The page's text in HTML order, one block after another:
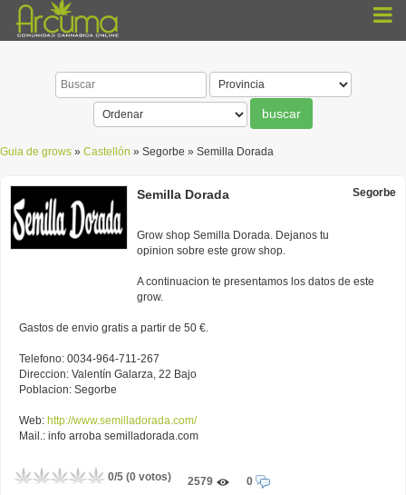
Guia de grows » Castellón » Segorbe » Semilla Dorada
Segorbe
Semilla Dorada
Grow shop Semilla Dorada. Dejanos tu
opinion sobre este grow shop.
A continuacion te presentamos los datos de este
grow.
Gastos de envio gratis a partir de 50 €.
Telefono: 0034-964-711-267
Direccion: Valentín Galarza, 22 Bajo
Poblacion: Segorbe
Web: http://www.semilladorada.com/
Mail.: info arroba semilladorada.com
0/5 (0 votos) 2579 0